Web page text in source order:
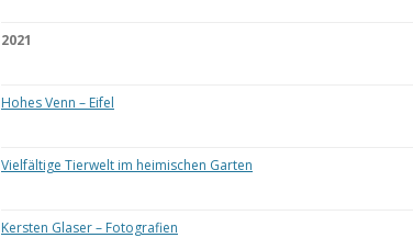
2021
Hohes Venn – Eifel
Vielfältige Tierwelt im heimischen Garten
Kersten Glaser – Fotografien